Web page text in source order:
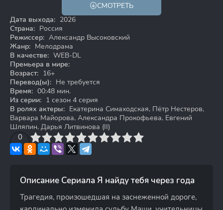
СМОТРЕТЬ
Дата выхода: 2026
Страна: Россия
Режиссер: Александр Высоковский
Жанр: Мелодрама
В качестве: WEB-DL
Премьера в мире:
Возраст: 16+
Перевод(ы): Не требуется
Время: 00:48 мин.
Из серии: 1 сезон 4 серия
В ролях актеры: Екатерина Симаходская, Пётр Нестеров,
Варвара Майорова, Александра Прокофьева, Евгений
Шляпин, Дарья Литвинова (II)
0
4 6 7 8 9 10
Описание Сериала Я найду тебя через года
Трагедия, произошедшая на заснеженной дороге,